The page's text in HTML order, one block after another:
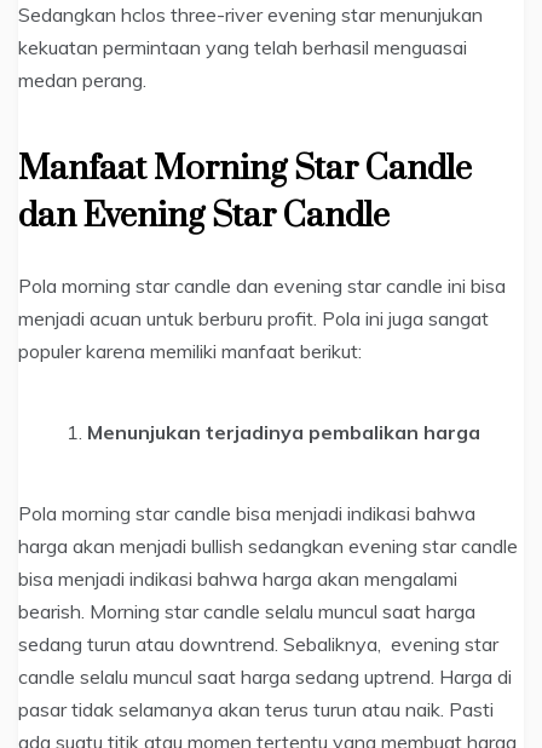
Sedangkan hclos three-river evening star menunjukan
kekuatan permintaan yang telah berhasil menguasai
medan perang.
Manfaat Morning Star Candle
dan Evening Star Candle
Pola morning star candle dan evening star candle ini bisa
menjadi acuan untuk berburu profit. Pola ini juga sangat
populer karena memiliki manfaat berikut:
Menunjukan terjadinya pembalikan harga
Pola morning star candle bisa menjadi indikasi bahwa
harga akan menjadi bullish sedangkan evening star candle
bisa menjadi indikasi bahwa harga akan mengalami
bearish. Morning star candle selalu muncul saat harga
sedang turun atau downtrend. Sebaliknya, evening star
candle selalu muncul saat harga sedang uptrend. Harga di
pasar tidak selamanya akan terus turun atau naik. Pasti
ada suatu titik atau momen tertentu yang membuat harga